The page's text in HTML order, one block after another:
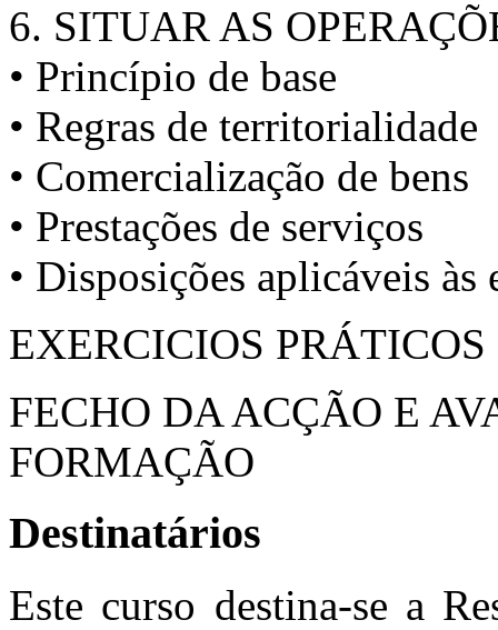
6. SITUAR AS
• Princípio de base
• Regras de territorialidade
• Comercialização de bens
• Prestações de serviços
• Disposições aplicáveis às
EXERCICIOS
FECHO DA ACÇÃO E
FORMAÇÃO
Destinatários
Este curso destina-se a